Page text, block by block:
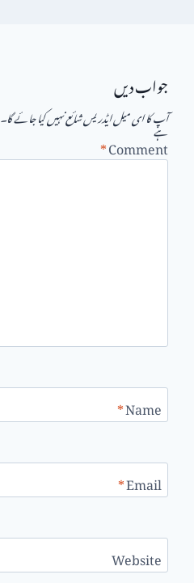
جواب دیں
آپ کا ای میل ایڈریس شائع نہیں کیا جائے گا۔
ہے
Comment
*
Name
*
Email
*
Website